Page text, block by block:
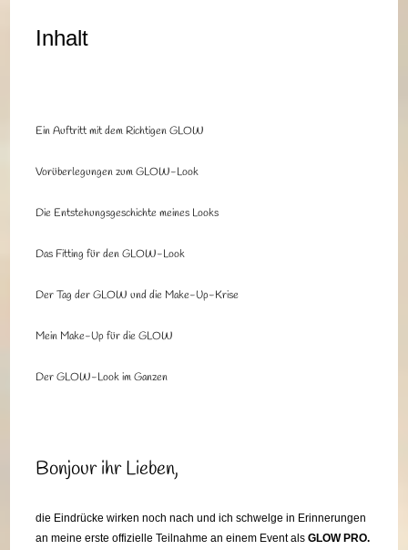
Inhalt
Ein Auftritt mit dem Richtigen GLOW
Vorüberlegungen zum GLOW-Look
Die Entstehungsgeschichte meines Looks
Das Fitting für den GLOW-Look
Der Tag der GLOW und die Make-Up-Krise
Mein Make-Up für die GLOW
Der GLOW-Look im Ganzen
Bonjour ihr Lieben,
die Eindrücke wirken noch nach und ich schwelge in Erinnerungen
an meine erste offizielle Teilnahme an einem Event als GLOW PRO.